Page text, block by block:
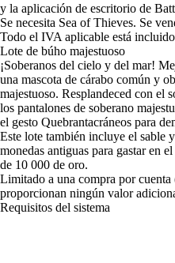
y la aplicación de escritorio de
Se necesita Sea of Thieves. Se
Todo el IVA aplicable está
Lote de búho majestuoso
¡Soberanos del cielo y del mar!
una mascota de cárabo común y
majestuoso. Resplandeced con el
los pantalones de soberano
el gesto Quebrantacráneos para
Este lote también incluye el sable
monedas antiguas para gastar en
de 10 000 de oro.
Limitado a una compra por
proporcionan ningún valor
Requisitos del sistema